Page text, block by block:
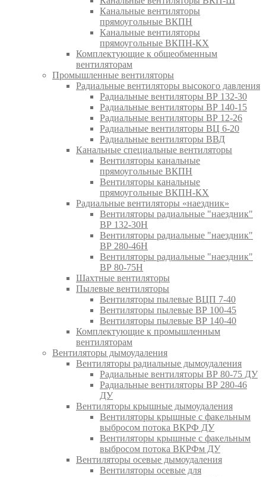
Канальные вентиляторы
прямоугольные ВКПН
Канальные вентиляторы
прямоугольные ВКПН-КХ
Комплектующие к общеобменным
вентиляторам
Промышленные вентиляторы
Радиальные вентиляторы высокого давления
Радиальные вентиляторы ВР 132-30
Радиальные вентиляторы ВР 140-15
Радиальные вентиляторы ВР 12-26
Радиальные вентиляторы ВЦ 6-20
Радиальные вентиляторы ВВД
Канальные специальные вентиляторы
Вентиляторы канальные
прямоугольные ВКПН
Вентиляторы канальные
прямоугольные ВКПН-КХ
Радиальные вентиляторы «наездник»
Вентиляторы радиальные "наездник"
ВР 132-30Н
Вентиляторы радиальные "наездник"
ВР 280-46Н
Вентиляторы радиальные "наездник"
ВР 80-75Н
Шахтные вентиляторы
Пылевые вентиляторы
Вентиляторы пылевые ВЦП 7-40
Вентиляторы пылевые ВР 100-45
Вентиляторы пылевые ВР 140-40
Комплектующие к промышленным
вентиляторам
Вентиляторы дымоудаления
Вентиляторы радиальные дымоудаления
Радиальные вентиляторы ВР 80-75 ДУ
Радиальные вентиляторы ВР 280-46
ДУ
Вентиляторы крышные дымоудаления
Вентиляторы крышные с факельным
выбросом потока ВКРФ ДУ
Вентиляторы крышные с факельным
выбросом потока ВКРФм ДУ
Вентиляторы осевые дымоудаления
Вентиляторы осевые для